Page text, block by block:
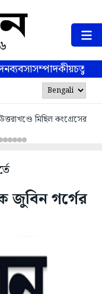
ব্যবসাসম্পাদকীয়
মিছিল কংগ্রেসের
জুবিন গর্গের